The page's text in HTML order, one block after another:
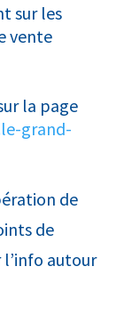
sur les
vente
la page
grand-
de
de
l’info autour